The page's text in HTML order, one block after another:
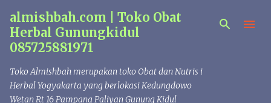
Langsung ke konten utama
almishbah.com | Toko Obat
Herbal Gunungkidul
085725881971
Toko Almishbah merupakan toko Obat dan Nutris i
Herbal Yogyakarta yang berlokasi Kedungdowo
Wetan Rt 16 Pampang Paliyan Gunung Kidul